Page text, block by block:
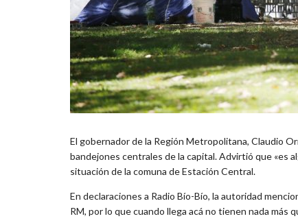
El gobernador de la Región Metropolitana, Claudio
bandejones centrales de la capital. Advirtió que «es
situación de la comuna de Estación Central.
En declaraciones a Radio Bío-Bío, la autoridad
RM, por lo que cuando llega acá no tienen nada más